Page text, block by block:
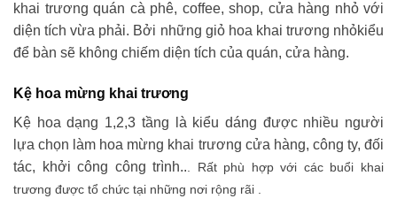
khai trương quán cà phê, coffee, shop, cửa hàng nhỏ với
diện tích vừa phải. Bởi những giỏ hoa khai trương nhỏkiểu
để bàn sẽ không chiếm diện tích của quán, cửa hàng.
Kệ hoa mừng khai trương
Kệ hoa dạng 1,2,3 tầng là kiểu dáng được nhiều người
lựa chọn làm hoa mừng khai trương cửa hàng, công ty, đối
tác, khởi công công trình.. . Rất phù hợp với các buổi khai
trương được tổ chức tại những nơi rộng rãi .